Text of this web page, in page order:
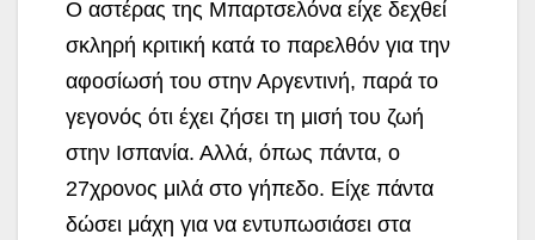
Ο αστέρας της Μπαρτσελόνα είχε δεχθεί
σκληρή κριτική κατά το παρελθόν για την
αφοσίωσή του στην Αργεντινή, παρά το
γεγονός ότι έχει ζήσει τη μισή του ζωή
στην Ισπανία. Αλλά, όπως πάντα, ο
27χρονος μιλά στο γήπεδο. Είχε πάντα
δώσει μάχη για να εντυπωσιάσει στα